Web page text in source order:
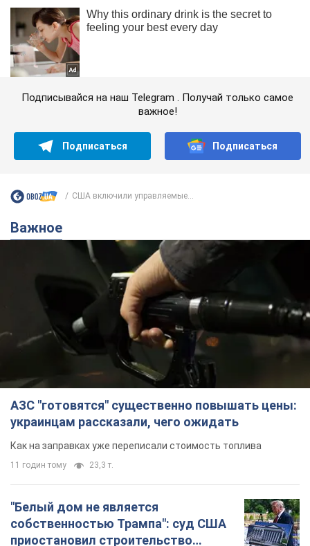
Подписывайся на наш Telegram . Получай только самое
важное!
Подписаться Подписаться
США включили управляемые...
Важное
АЗС "готовятся" существенно повышать цены:
украинцам рассказали, чего ожидать
Как на заправках уже переписали стоимость топлива
11 годин тому 23,3 т.
"Белый дом не является
собственностью Трампа": суд США
приостановил строительство